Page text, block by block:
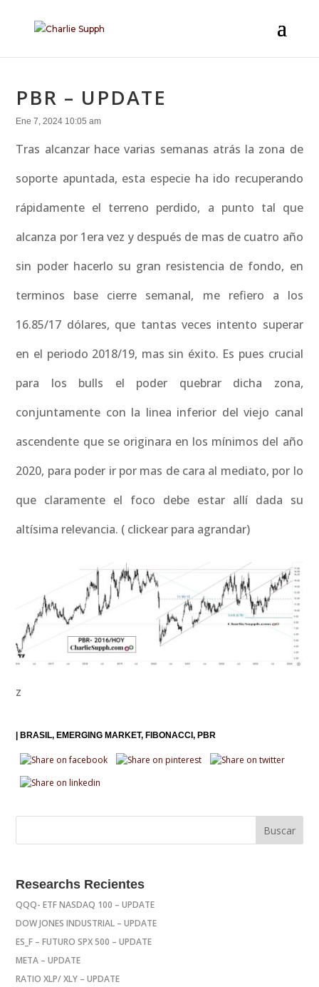
PBR – UPDATE
Ene 7, 2024 10:05 am
Tras alcanzar hace varias semanas atrás la zona de
soporte apuntada, esta especie ha ido recuperando
rápidamente el terreno perdido, a punto tal que
alcanza por 1era vez y después de mas de cuatro año
sin poder hacerlo su gran resistencia de fondo, en
terminos base cierre semanal, me refiero a los
16.85/17 dólares, que tantas veces intento superar
en el periodo 2018/19, mas sin éxito. Es pues crucial
para los bulls el poder quebrar dicha zona,
conjuntamente con la linea inferior del viejo canal
ascendente que se originara en los mínimos del año
2020, para poder ir por mas de cara al mediato, por lo
que claramente el foco debe estar allí dada su
altísima relevancia. ( clickear para agrandar)
z
BRASIL EMERGING MARKET FIBONACCI PBR
Researchs Recientes
QQQ- ETF NASDAQ 100 – UPDATE
DOW JONES INDUSTRIAL – UPDATE
ES_F – FUTURO SPX 500 – UPDATE
META – UPDATE
RATIO XLP/ XLY – UPDATE